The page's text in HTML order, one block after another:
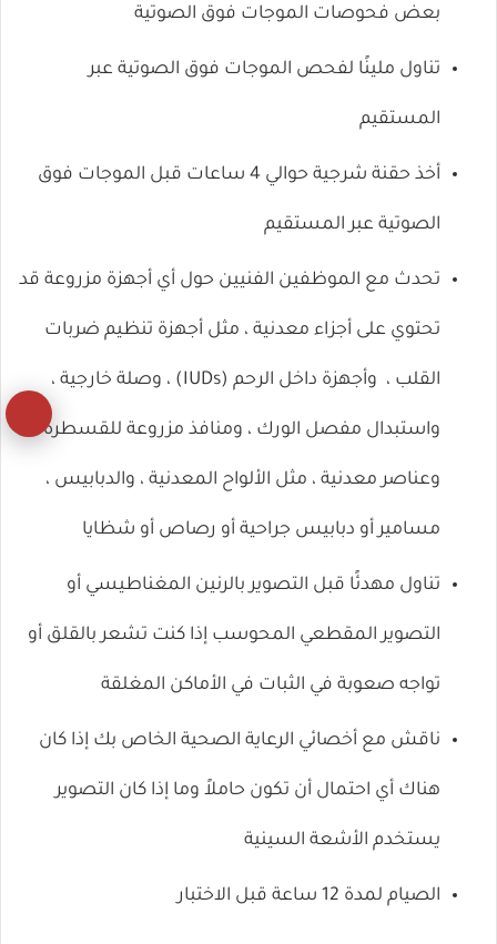
بعض فحوصات الموجات فوق الصوتية
تناول ملينًا لفحص الموجات فوق الصوتية عبر
المستقيم
أخذ حقنة شرجية حوالي 4 ساعات قبل الموجات فوق
الصوتية عبر المستقيم
تحدث مع الموظفين الفنيين حول أي أجهزة مزروعة قد
تحتوي على أجزاء معدنية ، مثل أجهزة تنظيم ضربات
القلب ، وأجهزة داخل الرحم (IUDs) ، وصلة خارجية ،
واستبدال مفصل الورك ، ومنافذ مزروعة للقسطرة،
وعناصر معدنية ، مثل الألواح المعدنية ، والدبابيس ،
مسامير أو دبابيس جراحية أو رصاص أو شظايا
تناول مهدئًا قبل التصوير بالرنين المغناطيسي أو
التصوير المقطعي المحوسب إذا كنت تشعر بالقلق أو
تواجه صعوبة في الثبات في الأماكن المغلقة
ناقش مع أخصائي الرعاية الصحية الخاص بك إذا كان
هناك أي احتمال أن تكون حاملاً وما إذا كان التصوير
يستخدم الأشعة السينية
الصيام لمدة 12 ساعة قبل الاختبار
زر